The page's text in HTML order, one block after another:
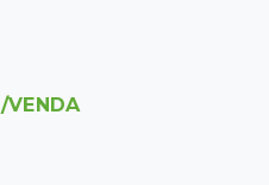
/VENDA